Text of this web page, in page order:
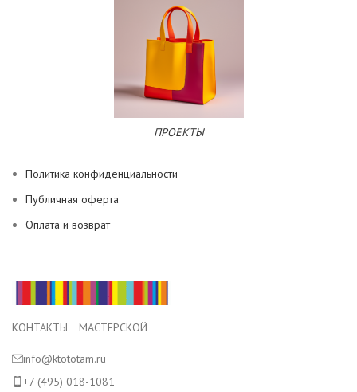
ПРОЕКТЫ
Политика конфиденциальности
Публичная оферта
Оплата и возврат
КОНТАКТЫ МАСТЕРСКОЙ
info@ktototam.ru
+7 (495) 018-1081